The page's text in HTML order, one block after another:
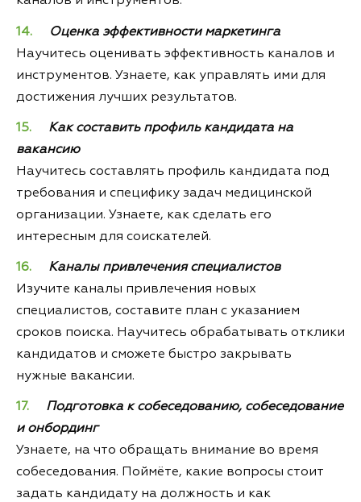
Оценка эффективности маркетинга
Научитесь оценивать эффективность каналов и
инструментов. Узнаете, как управлять ими для
достижения лучших результатов.
Как составить профиль кандидата на
вакансию
Научитесь составлять профиль кандидата под
требования и специфику задач медицинской
организации. Узнаете, как сделать его
интересным для соискателей.
Каналы привлечения специалистов
Изучите каналы привлечения новых
специалистов, составите план с указанием
сроков поиска. Научитесь обрабатывать отклики
кандидатов и сможете быстро закрывать
нужные вакансии.
Подготовка к собеседованию, собеседование
и онбординг
Узнаете, на что обращать внимание во время
собеседования. Поймёте, какие вопросы стоит
задать кандидату на должность и как